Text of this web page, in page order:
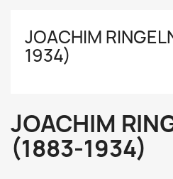
JOACHIM
1934)
JOACHIM
(1883-1934)